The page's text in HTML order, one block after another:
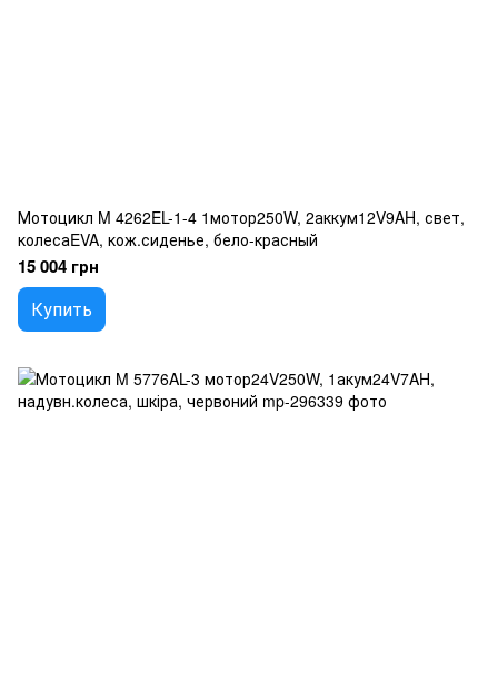
Мотоцикл M 4262EL-1-4 1мотор250W, 2аккум12V9AH, свет,
колесаEVA, кож.сиденье, бело-красный
15 004 грн
Купить